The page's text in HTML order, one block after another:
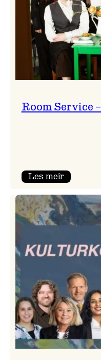
dagen
Room Service
Les meir:
Service
–
Jazzlinja
turné!